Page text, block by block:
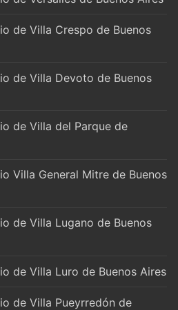
de Villa Crespo de Buenos
de Villa Devoto de Buenos
de Villa del Parque de
Villa General Mitre de Buenos
de Villa Lugano de Buenos
de Villa Luro de Buenos Aires
de Villa Pueyrredón de